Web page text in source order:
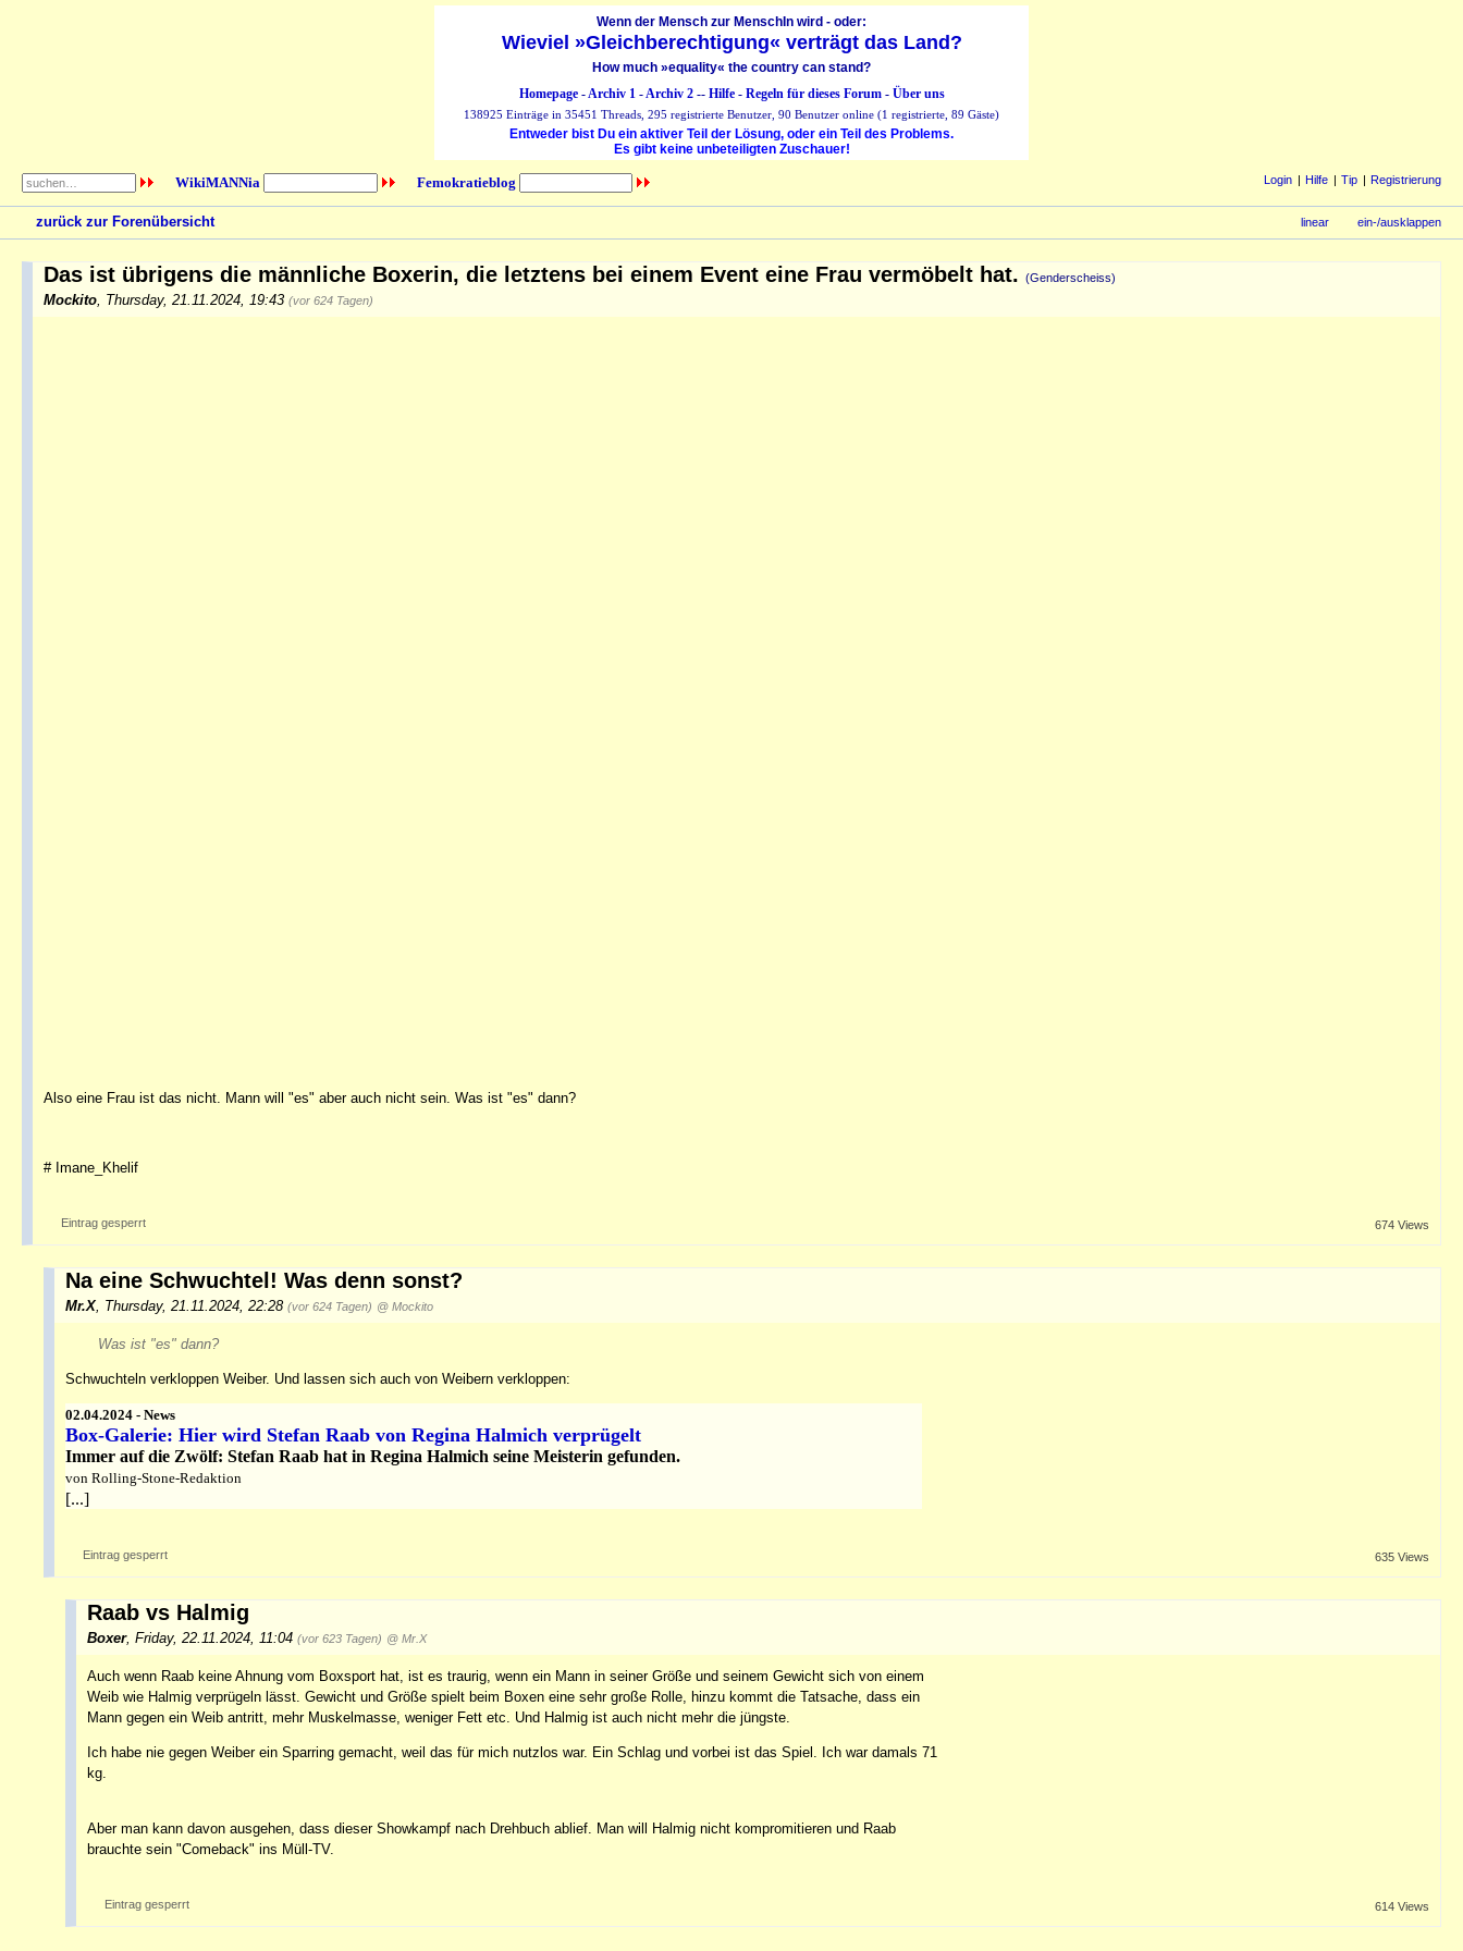
Wenn der Mensch zur MenschIn wird - oder:
Wieviel »Gleichberechtigung« verträgt das Land?
How much »equality« the country can stand?
Homepage-Archiv 1-Archiv 2-- Hilfe- Regeln für dieses Forum- Über uns
138925 Einträge in 35451 Threads, 295 registrierte Benutzer, 90 Benutzer online (1 registrierte, 89 Gäste)
Entweder bist Du ein aktiver Teil der Lösung, oder ein Teil des Problems.
Es gibt keine unbeteiligten Zuschauer!
WikiMANNia Femokratieblog Login Hilfe Tip Registrierung
zurück zur Forenübersicht linear ein-/ausklappen
Das ist übrigens die männliche Boxerin, die letztens bei einem Event eine Frau vermöbelt hat. (Genderscheiss)
Mockito Thursday, 21.11.2024, 19:43 (vor 624 Tagen)
Also eine Frau ist das nicht. Mann will "es" aber auch nicht sein. Was ist "es" dann?
# Imane_Khelif
Eintrag gesperrt 674 Views
Na eine Schwuchtel! Was denn sonst?
Mr.X, Thursday, 21.11.2024, 22:28 (vor 624 Tagen) @ Mockito
Was ist "es" dann?
Schwuchteln verkloppen Weiber. Und lassen sich auch von Weibern verkloppen:
02.04.2024 - News
Box-Galerie: Hier wird Stefan Raab von Regina Halmich verprügelt
Immer auf die Zwölf: Stefan Raab hat in Regina Halmich seine Meisterin gefunden.
von Rolling-Stone-Redaktion
[...]
Eintrag gesperrt 635 Views
Raab vs Halmig
Boxer, Friday, 22.11.2024, 11:04 (vor 623 Tagen) @ Mr.X
Auch wenn Raab keine Ahnung vom Boxsport hat, ist es traurig, wenn ein Mann in seiner Größe und seinem Gewicht sich von einem
Weib wie Halmig verprügeln lässt. Gewicht und Größe spielt beim Boxen eine sehr große Rolle, hinzu kommt die Tatsache, dass ein
Mann gegen ein Weib antritt, mehr Muskelmasse, weniger Fett etc. Und Halmig ist auch nicht mehr die jüngste.
Ich habe nie gegen Weiber ein Sparring gemacht, weil das für mich nutzlos war. Ein Schlag und vorbei ist das Spiel. Ich war damals 71
kg.
Aber man kann davon ausgehen, dass dieser Showkampf nach Drehbuch ablief. Man will Halmig nicht kompromitieren und Raab
brauchte sein "Comeback" ins Müll-TV.
Eintrag gesperrt 614 Views